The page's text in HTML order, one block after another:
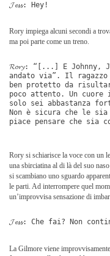
𝓙𝓮𝓼𝓼: Hey!
Rory impiega alcuni secondi a
ma poi parte come un treno.
𝓡𝓸𝓻𝔂: “[...] E Johnny,
andato via”. Il
ben protetto da
poco attento. Un
solo sei abbastanza
Non è sicura che le
piace pensare che sia
Rory si schiarisce la voce con un
una sbirciatina al di là del suo
si scambiano uno sguardo
le parti. Ad interrompere quel
un’improvvisa sensazione di
𝓙𝓮𝓼𝓼: Che fai? Non
La Gilmore viene